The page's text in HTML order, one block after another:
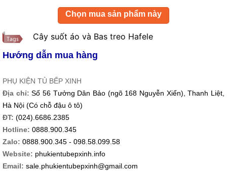
Chọn mua sản phẩm này
Cây suốt áo và Bas treo Hafele
Hướng dẫn mua hàng
PHỤ KIỆN TỦ BẾP XINH
Địa chỉ: Số 56 Tưởng Dân Bảo (ngõ 168 Nguyễn Xiển), Thanh Liệt,
Hà Nội (Có chỗ đậu ô tô)
ĐT: (024).6686.2385
Hotline: 0888.900.345
Zalo: 0888.900.345 - 098.58.099.58
Website: phukientubepxinh.info
Email: sale.phukientubepxinh@gmail.com